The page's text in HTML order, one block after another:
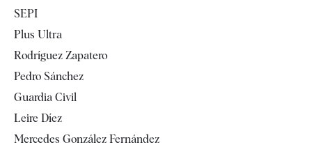
Televisión
SEPI
Plus Ultra
Rodríguez Zapatero
Pedro Sánchez
Guardia Civil
Leire Díez
Mercedes González Fernández